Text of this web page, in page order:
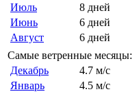
Июль
8 дней
Июнь
6 дней
Август
6 дней
Самые ветренные месяцы:
Декабрь
4.7 м/с
Январь
4.5 м/с